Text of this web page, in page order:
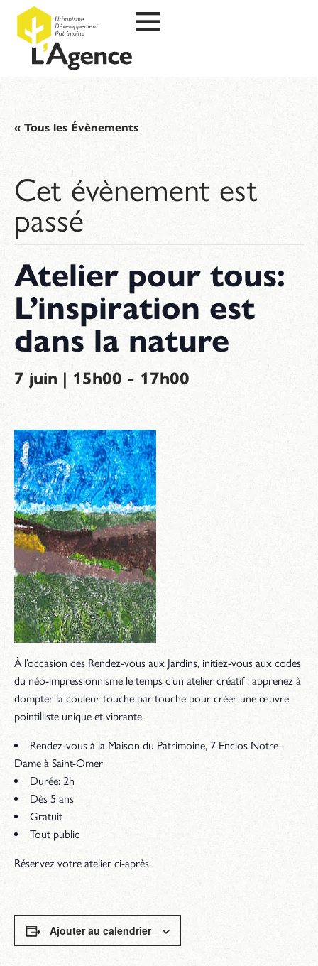
« Tous les Évènements
Cet évènement est
passé
Atelier pour tous:
L’inspiration est
dans la nature
7 juin | 15h00 - 17h00
À l’occasion des Rendez-vous aux Jardins, initiez-vous aux codes
du néo-impressionnisme le temps d’un atelier créatif : apprenez à
dompter la couleur touche par touche pour créer une œuvre
pointilliste unique et vibrante.
Rendez-vous à la Maison du Patrimoine, 7 Enclos Notre-
Dame à Saint-Omer
Durée: 2h
Dès 5 ans
Gratuit
Tout public
Réservez votre atelier ci-après.
Ajouter au calendrier